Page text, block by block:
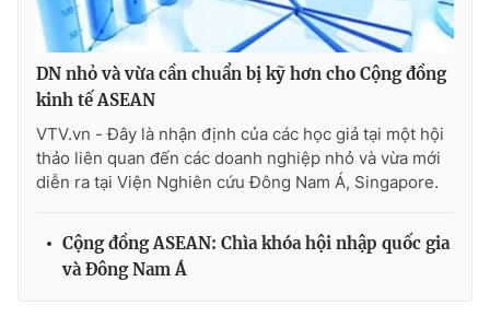
Cơ quan chủ quản:
Đài Truyền hình Việt Nam
Cơ quan báo chí:Thời báo VTV
Giấy phép hoạt động báo in và báo điện tử số 483/GP-BTTTT
Tổng Biên tập:Vũ Thanh Thủy
Phó Tổng Biên tập: Nguyễn Thị Mỹ Hạnh, Phạm Quốc Thắng,
Tổng đài VTV:024.38 355 931 - 024.38 355 932
Ðiện thoại Thời báo VTV:
DN nhỏ và vừa cần chuẩn bị kỹ hơn cho Cộng đồng
kinh tế ASEAN
VTV.vn - Đây là nhận định của các học giả tại một hội
thảo liên quan đến các doanh nghiệp nhỏ và vừa mới
diễn ra tại Viện Nghiên cứu Đông Nam Á, Singapore.
Cộng đồng ASEAN: Chìa khóa hội nhập quốc gia
và Đông Nam Á